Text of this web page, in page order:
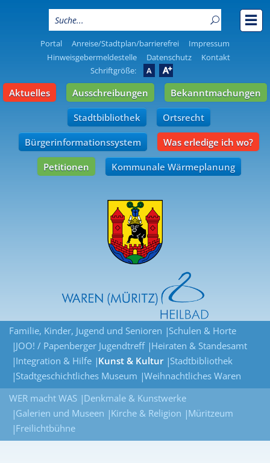
Portal Anreise/Stadtplan/barrierefrei
Impressum
Hinweisgebermeldestelle
Datenschutz
Kontakt
Schriftgröße:
A A
Aktuelles Ausschreibungen Bekanntmachungen
Stadtbibliothek Ortsrecht
Bürgerinformationssystem Was erledige ich wo?
Petitionen Kommunale Wärmeplanung
Familie, Kinder, Jugend und Senioren
Schulen & Horte
JOO! / Papenberger Jugendtreff Heiraten & Standesamt
Integration & Hilfe Kunst & Kultur Stadtbibliothek
Stadtgeschichtliches Museum Weihnachtliches Waren
WER macht WAS Denkmale & Kunstwerke
Galerien und Museen
Kirche & Religion
Müritzeum
Freilichtbühne